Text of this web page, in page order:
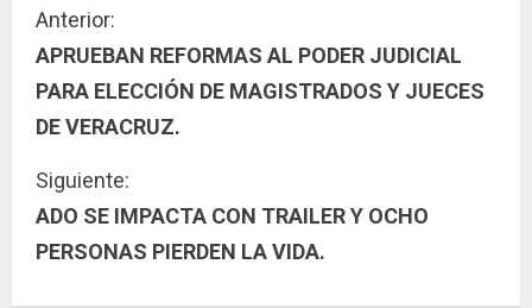
S
i
g
u
e
Anterior:
APRUEBAN REFORMAS AL PODER JUDICIAL
PARA ELECCIÓN DE MAGISTRADOS Y JUECES
DE VERACRUZ.
Siguiente:
ADO SE IMPACTA CON TRAILER Y OCHO
PERSONAS PIERDEN LA VIDA.